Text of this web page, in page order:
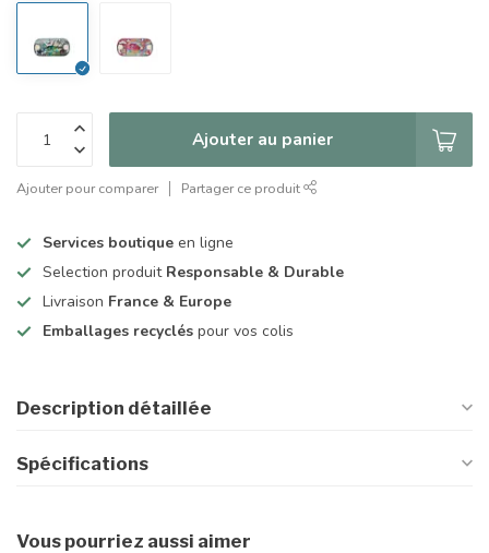
Ajouter au panier
Ajouter pour comparer Partager ce produit
Services boutique en ligne
Selection produit Responsable & Durable
Livraison France & Europe
Emballages recyclés pour vos colis
Description détaillée
Spécifications
Vous pourriez aussi aimer